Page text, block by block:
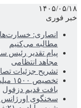
۱۴۰۵/۰۵/۱۸
خبر فوری
انصاری:
مطالبه‌ می‌کنیم
پیام تقدیر رئیس
مجاهد انتظامی
تشریح جزئیات تصادف ۱۲ خودرو با
بافت قدیم دزفول
سخنگوی اورژانس